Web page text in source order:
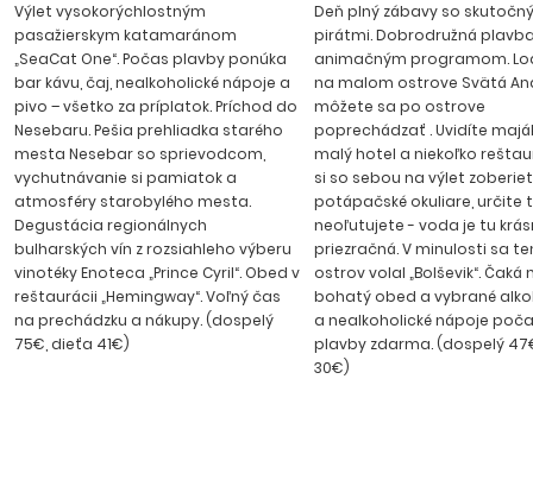
Transfer z letiska trvá cca 1 hod. 20 min.
Výlet vysokorýchlostným
pasažierskym katamaránom
„SeaCat One“. Počas plavby ponúka
bar kávu, čaj, nealkoholické nápoje a
pivo – všetko za príplatok. Príchod do
Nesebaru. Pešia prehliadka starého
mesta Nesebar so sprievodcom,
vychutnávanie si pamiatok a
atmosféry starobylého mesta.
Degustácia regionálnych
bulharských vín z rozsiahleho výberu
vinotéky Enoteca „Prince Cyril“. Obed v
reštaurácii „Hemingway“. Voľný čas
na prechádzku a nákupy. (dospelý
75€, dieťa 41€)
Deň plný zábavy so
pirátmi. Dobrodružná
animačným programom.
na malom ostrove Svätá
môžete sa po ostrove
poprechádzať . Uvidíte
malý hotel a niekoľko
si so sebou na výlet
potápačské okuliare, určite
neoľutujete - voda je tu
priezračná. V minulosti sa
ostrov volal „Bolševik“. Čaká
bohatý obed a vybrané
a nealkoholické nápoje
plavby zdarma. (dospelý
30€)